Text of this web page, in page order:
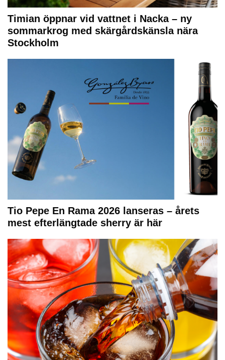
Timian öppnar vid vattnet i Nacka – ny
sommarkrog med skärgårdskänsla nära
Stockholm
Tio Pepe En Rama 2026 lanseras – årets
mest efterlängtade sherry är här